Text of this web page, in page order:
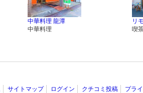
中華料理 龍潭
中華料理
リ
喫
サイトマップ ログイン クチコミ投稿 プラ